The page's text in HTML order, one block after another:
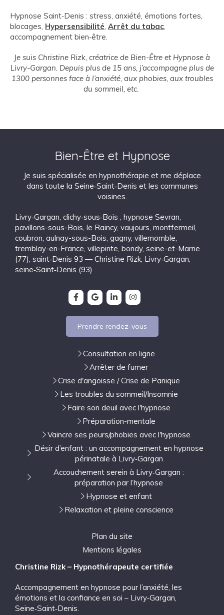
Hypnose Saint‑Denis : stress, anxiété, émotions fortes,
blocages, Hypersensibilité Arrêt du tabac
accompagnement bien‑être.
Je suis Christine Rizk, créatrice de Bien-Être et Hypnose à
Livry-Gargan. Depuis plus de 15 ans, j’accompagne plus de
1300 personnes face à l’anxiété, aux phobies, aux troubles
du sommeil, etc.
Bien-Être et Hypnose
Je suis spécialisée en hypnothérapie et me déplace
dans toute la Seine‑Saint‑Denis et les communes
voisines.
Livry‑Gargan clichy‑sous‑Bois hypnose Sevran
pavillons-sous-Bois le Raincy, vaujours montfermeil
coubron aulnay-sous-Bois gagny, villemomble
tremblay-en-France villepinte bondy, seine-et-Marne
(77) saint‑Denis 93 — Christine Rizk, Livry‑Gargan
seine‑Saint‑Denis (93)
Prendre rendez-vous
Consultation en ligne
Arrêter de fumer
Crise d'angoisse / Crise de Panique
Les troubles du sommeil/Insomnie
Faire son deuil avec l'hypnose
Préparation-mentale
Vaincre ses peurs/phobies avec l'hypnose
Désir d’enfant : un accompagnement en hypnose
périnatale à Livry‑Gargan
Accouchement serein à Livry‑Gargan :
préparation par l’hypnose
Hypnose et enfant
Relaxation et pleine conscience
Plan du site
Mentions légales
Christine Rizk – Hypnothérapeute certifiée
Accompagnement en hypnose pour l’anxiété, les
émotions et la confiance en soi – Livry‑Gargan,
Seine‑Saint‑Denis.